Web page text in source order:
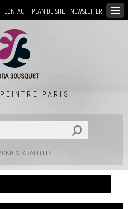
CONTACT PLAN DU SITE NEWSLETTER
PARIS
PARALLÈLES...